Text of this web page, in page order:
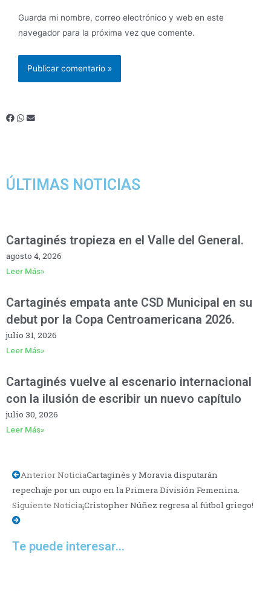
Guarda mi nombre, correo electrónico y web en este
navegador para la próxima vez que comente.
ÚLTIMAS NOTICIAS
Cartaginés tropieza en el Valle del General.
agosto 4, 2026
Leer Más»
Cartaginés empata ante CSD Municipal en su
debut por la Copa Centroamericana 2026.
julio 31, 2026
Leer Más»
Cartaginés vuelve al escenario internacional
con la ilusión de escribir un nuevo capítulo
julio 30, 2026
Leer Más»
Anterior NoticiaCartaginés y Moravia disputarán
repechaje por un cupo en la Primera División Femenina.
Siguiente Noticia¡Cristopher Núñez regresa al fútbol griego!
Te puede interesar...